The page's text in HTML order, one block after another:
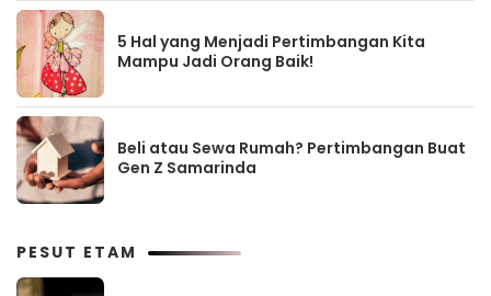
5 Hal yang Menjadi Pertimbangan Kita
Mampu Jadi Orang Baik!
Beli atau Sewa Rumah? Pertimbangan Buat
Gen Z Samarinda
PESUT ETAM